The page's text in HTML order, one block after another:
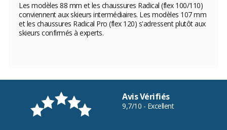
Les modèles 88 mm et les chaussures Radical (flex 100/110)
conviennent aux skieurs intermédiaires. Les modèles 107 mm
et les chaussures Radical Pro (flex 120) s'adressent plutôt aux
skieurs confirmés à experts.
Avis Vérifiés
9,7/10 - Excellent